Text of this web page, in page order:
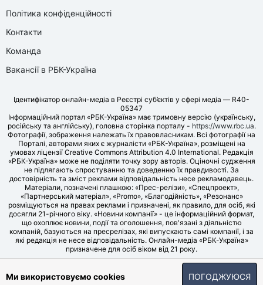
Політика конфіденційності
Контакти
Команда
Вакансії в РБК-Україна
Ідентифікатор онлайн-медіа в Реєстрі суб’єктів у сфері медіа — R40-
05347
Інформаційний портал «РБК-Україна» має тримовну версію (українську,
російську та англійську), головна сторінка порталу - https://www.rbc.ua.
Фотографії, зображення належать їх правовласникам. Всі фотографії на
Порталі, авторами яких є журналісти «РБК-Україна», розміщені на
умовах ліцензії Creative Commons Attribution 4.0 International. Редакція
«РБК-Україна» може не поділяти точку зору авторів. Оціночні судження
не підлягають спростуванню та доведенню їх правдивості. За
достовірність та зміст реклами відповідальність несе рекламодавець.
Матеріали, позначені плашкою: «Прес-релізи», «Спецпроект»,
«Партнерський матеріал», «Promo», «Благодійність», «Резонанс»
розміщуються на правах реклами і призначені, як правило, для осіб, які
досягли 21-річного віку. «Новини компанії» - це інформаційний формат,
що охоплює новини, події та оголошення, пов'язані з діяльністю
компаній, базуються на пресрелізах, які випускають самі компанії, і за
які редакція не несе відповідальність. Онлайн-медіа «РБК-Україна»
призначене для осіб віком від 21 року.
© LLC «UBT MEDIA», 2006-2026.
Ми використовуємо cookies ПОГОДЖУЮСЯ